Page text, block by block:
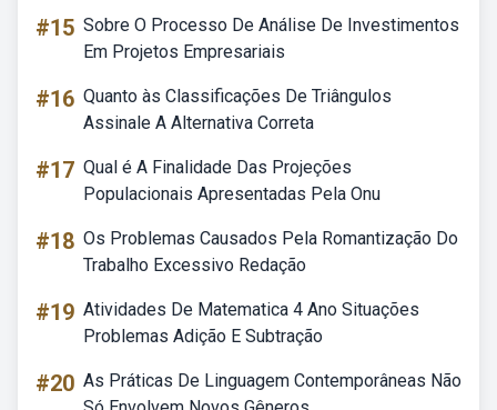
#15 Sobre O Processo De Análise De Investimentos
Em Projetos Empresariais
#16 Quanto às Classificações De Triângulos
Assinale A Alternativa Correta
#17 Qual é A Finalidade Das Projeções
Populacionais Apresentadas Pela Onu
#18 Os Problemas Causados Pela Romantização Do
Trabalho Excessivo Redação
#19 Atividades De Matematica 4 Ano Situações
Problemas Adição E Subtração
#20 As Práticas De Linguagem Contemporâneas Não